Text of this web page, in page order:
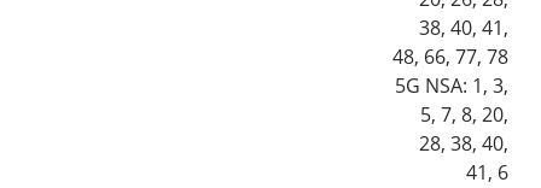
38, 40, 41,
48, 66, 77, 78
5G NSA: 1, 3,
5, 7, 8, 20,
28, 38, 40,
41, 6